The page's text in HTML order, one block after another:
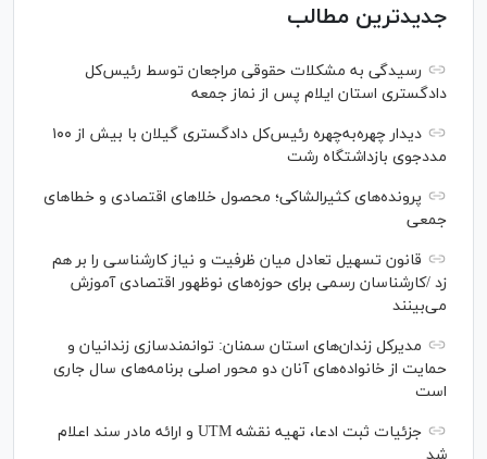
جدیدترین مطالب
رسیدگی به مشکلات حقوقی مراجعان توسط رئیس‌کل
دادگستری استان ایلام پس از نماز جمعه
دیدار چهره‌به‌چهره رئیس‌کل دادگستری گیلان با بیش از ۱۰۰
مددجوی بازداشتگاه رشت
پرونده‌های کثیرالشاکی؛ محصول خلا‌های اقتصادی و خطا‌های
جمعی
قانون تسهیل تعادل میان ظرفیت و نیاز کارشناسی را بر هم
زد /کارشناسان رسمی برای حوزه‌های نوظهور اقتصادی آموزش
می‌بینند
مدیرکل زندان‌های استان سمنان: توانمندسازی زندانیان و
حمایت از خانواده‌های آنان دو محور اصلی برنامه‌های سال جاری
است
جزئیات ثبت ادعا، تهیه نقشه UTM و ارائه مادر سند اعلام
شد